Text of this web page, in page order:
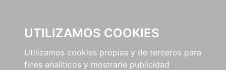
UTILIZAMOS COOKIES
Utilizamos cookies propias y de terceros para
fines analíticos y mostrarle publicidad